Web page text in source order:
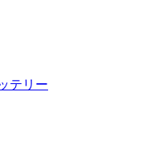
テリー